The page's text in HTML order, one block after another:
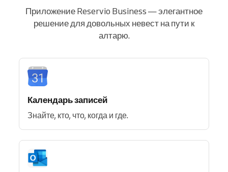
Приложение Reservio Business — элегантное
решение для довольных невест на пути к
алтарю.
Календарь записей
Знайте, кто, что, когда и где.